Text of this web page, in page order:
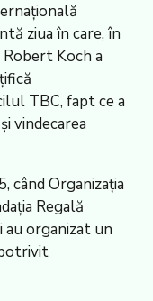
ziua în care, în
Koch a
TBC, fapt ce a
vindecarea
când Organizația
Regală
organizat un